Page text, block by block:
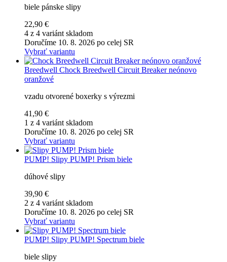
biele pánske slipy
22,90 €
4 z 4 variánt skladom
Doručíme 10. 8. 2026 po celej SR
Vybrať variantu
Breedwell Chock Breedwell Circuit Breaker neónovo
oranžové
vzadu otvorené boxerky s výrezmi
41,90 €
1 z 4 variánt skladom
Doručíme 10. 8. 2026 po celej SR
Vybrať variantu
PUMP! Slipy PUMP! Prism biele
dúhové slipy
39,90 €
2 z 4 variánt skladom
Doručíme 10. 8. 2026 po celej SR
Vybrať variantu
PUMP! Slipy PUMP! Spectrum biele
biele slipy